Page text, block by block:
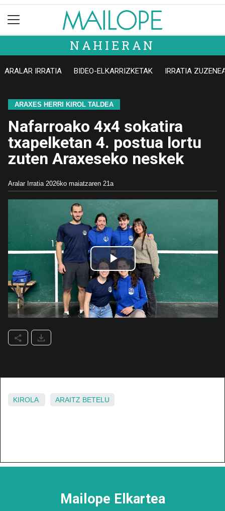
NAHIERAN
ARALAR IRRATIA BIDEO-ELKARRIZKETAK IRRATIA
ARAXES HERRI KIROL TALDEA
Nafarroako 4x4 sokatira
txapelketan 4. postua lortu
zuten Araxeseko neskek
Aralar Irratia 2026ko maiatzaren 21a
KIROLA ARAITZ BETELU
Mailope Elkartea